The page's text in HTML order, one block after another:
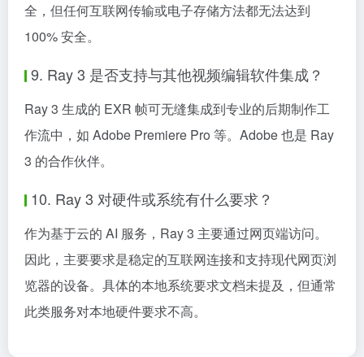
全，但任何互联网传输或电子存储方法都无法达到
100% 安全。
9. Ray 3 是否支持与其他视频编辑软件集成？
Ray 3 生成的 EXR 帧可无缝集成到专业的后期制作工
作流中，如 Adobe Premiere Pro 等。Adobe 也是 Ray
3 的合作伙伴。
10. Ray 3 对硬件或系统有什么要求？
作为基于云的 AI 服务，Ray 3 主要通过网页端访问。
因此，主要要求是稳定的互联网连接和支持现代网页浏
览器的设备。具体的本地系统要求文档未提及，但通常
此类服务对本地硬件要求不高。